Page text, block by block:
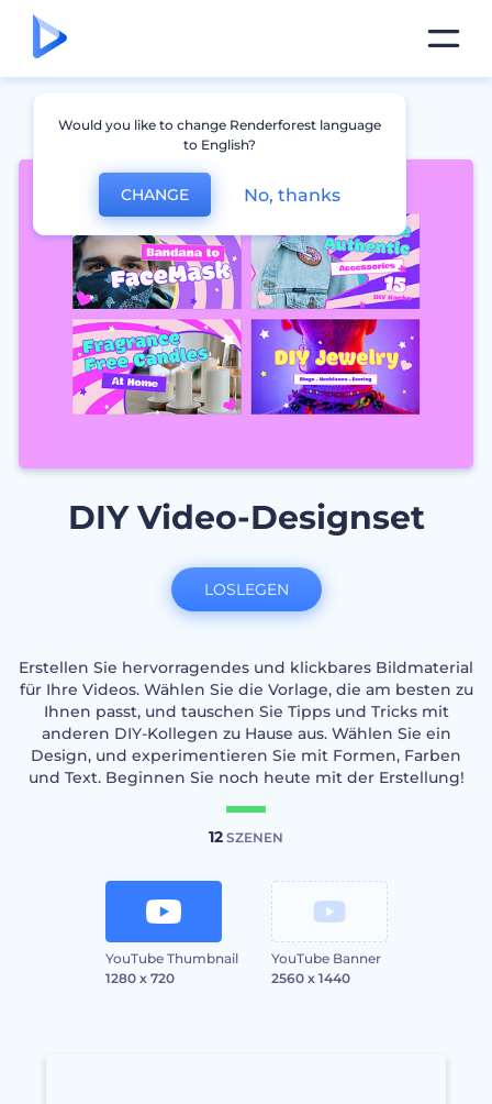
DIY Video-Designset
Erstellen Sie hervorragendes und klickbares Bildmaterial
für Ihre Videos. Wählen Sie die Vorlage, die am besten zu
Ihnen passt, und tauschen Sie Tipps und Tricks mit
anderen DIY-Kollegen zu Hause aus. Wählen Sie ein
Design, und experimentieren Sie mit Formen, Farben
und Text. Beginnen Sie noch heute mit der Erstellung!
12 SZENEN
YouTube Thumbnail
1280 x 720
YouTube Banner
2560 x 1440
LOSLEGEN
Would you like to change Renderforest language
to English?
CHANGE No, thanks